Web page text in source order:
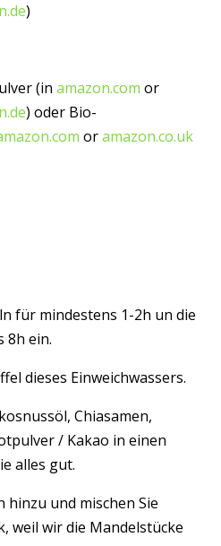
)
(in amazon.com or
) oder Bio-
oramazon.co.uk
für mindestens 1-2h un die
8h ein.
dieses Einweichwassers.
Chiasamen,
/ Kakao in einen
alles gut.
hinzu und mischen Sie
weil wir die Mandelstücke